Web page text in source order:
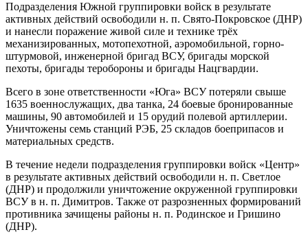
Подразделения Южной группировки войск в результате
активных действий освободили н. п. Свято-Покровское (ДНР)
и нанесли поражение живой силе и технике трёх
механизированных, мотопехотной, аэромобильной, горно-
штурмовой, инженерной бригад ВСУ, бригады морской
пехоты, бригады теробороны и бригады Нацгвардии.
Всего в зоне ответственности «Юга» ВСУ потеряли свыше
1635 военнослужащих, два танка, 24 боевые бронированные
машины, 90 автомобилей и 15 орудий полевой артиллерии.
Уничтожены семь станций РЭБ, 25 складов боеприпасов и
материальных средств.
В течение недели подразделения группировки войск «Центр»
в результате активных действий освободили н. п. Светлое
(ДНР) и продолжили уничтожение окруженной группировки
ВСУ в н. п. Димитров. Также от разрозненных формирований
противника зачищены районы н. п. Родинское и Гришино
(ДНР).